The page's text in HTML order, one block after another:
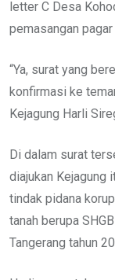
letter C Desa
pemasangan pagar
“Ya, surat yang
konfirmasi ke
Kejagung Harli
Di dalam surat
diajukan Kejagung
tindak pidana
tanah berupa
Tangerang tahun